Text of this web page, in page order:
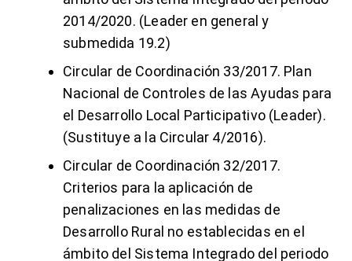
2014/2020. (Leader en general y
submedida 19.2)
Circular de Coordinación 33/2017. Plan
Nacional de Controles de las Ayudas para
el Desarrollo Local Participativo (Leader).
(Sustituye a la Circular 4/2016).
Circular de Coordinación 32/2017.
Criterios para la aplicación de
penalizaciones en las medidas de
Desarrollo Rural no establecidas en el
ámbito del Sistema Integrado del periodo